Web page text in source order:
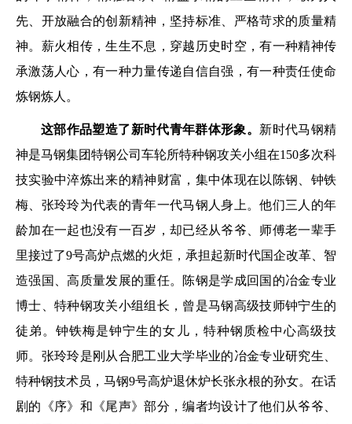
先、开放融合的创新精神，坚持标准、严格苛求的质量精
神。薪火相传，生生不息，穿越历史时空，有一种精神传
承激荡人心，有一种力量传递自信自强，有一种责任使命
炼钢炼人。
这部作品塑造了新时代青年群体形象。 新时代马钢精
神是马钢集团特钢公司车轮所特种钢攻关小组在150多次科
技实验中淬炼出来的精神财富，集中体现在以陈钢、钟铁
梅、张玲玲为代表的青年一代马钢人身上。他们三人的年
龄加在一起也没有一百岁，却已经从爷爷、师傅老一辈手
里接过了9号高炉点燃的火炬，承担起新时代国企改革、智
造强国、高质量发展的重任。陈钢是学成回国的冶金专业
博士、特种钢攻关小组组长，曾是马钢高级技师钟宁生的
徒弟。钟铁梅是钟宁生的女儿，特种钢质检中心高级技
师。张玲玲是刚从合肥工业大学毕业的冶金专业研究生、
特种钢技术员，马钢9号高炉退休炉长张永根的孙女。在话
剧的《序》和《尾声》部分，编者均设计了他们从爷爷、